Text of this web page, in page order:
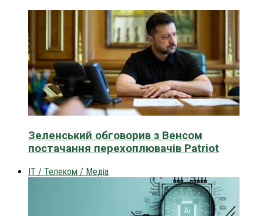
Зеленський обговорив з Венсом
постачання перехоплювачів Patriot
IT / Телеком / Медіа